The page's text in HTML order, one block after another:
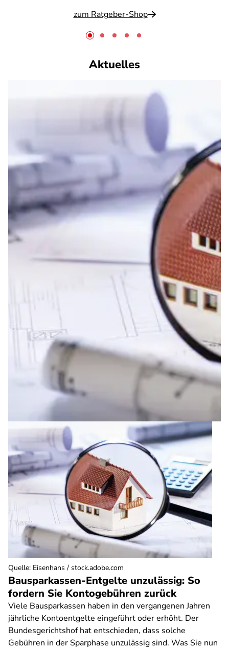
zum Ratgeber-Shop
Aktuelles
Bausparkassen-Entgelte unzulässig: So
fordern Sie Kontogebühren zurück
Viele Bausparkassen haben in den vergangenen Jahren
jährliche Kontoentgelte eingeführt oder erhöht. Der
Bundesgerichtshof hat entschieden, dass solche
Gebühren in der Sparphase unzulässig sind. Was Sie nun
Quelle: Eisenhans / stock.adobe.com